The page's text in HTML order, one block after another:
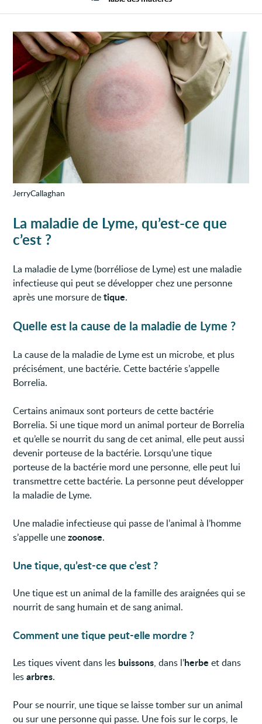
JerryCallaghan
La maladie de Lyme, qu’est-ce que
c’est ?
La maladie de Lyme (borréliose de Lyme) est une maladie
infectieuse qui peut se développer chez une personne
après une morsure detique.
Quelle est la cause de la maladie de Lyme ?
La cause de la maladie de Lyme est un microbe, et plus
précisément, une bactérie. Cette bactérie s’appelle
Borrelia.
Certains animaux sont porteurs de cette bactérie
Borrelia. Si une tique mord un animal porteur de Borrelia
et qu’elle se nourrit du sang de cet animal, elle peut aussi
devenir porteuse de la bactérie. Lorsqu’une tique
porteuse de la bactérie mord une personne, elle peut lui
transmettre cette bactérie. La personne peut développer
la maladie de Lyme.
Une maladie infectieuse qui passe de l’animal à l’homme
s’appelle unezoonose.
Une tique, qu’est-ce que c’est ?
Une tique est un animal de la famille des araignées qui se
nourrit de sang humain et de sang animal.
Comment une tique peut-elle mordre ?
Les tiques vivent dans les buissons, dans l’herbe et dans
lesarbres.
Pour se nourrir, une tique se laisse tomber sur un animal
ou sur une personne qui passe. Une fois sur le corps, le